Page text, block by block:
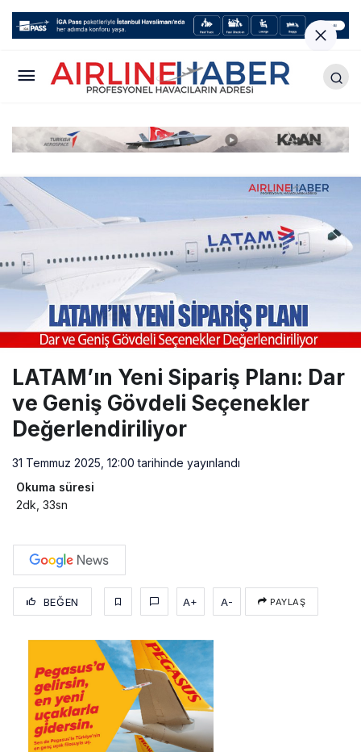
LATAM’ın Yeni Sipariş Planı: Dar
ve Geniş Gövdeli Seçenekler
Değerlendiriliyor
31 Temmuz 2025, 12:00 tarihinde yayınlandı
Okuma süresi
2dk, 33sn
BEĞEN A+ A- PAYLAŞ